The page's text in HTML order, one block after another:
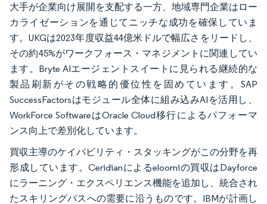
大手が企業向け展開を支配する一方、地域専門企業はロー
カライゼーションを通じてニッチな成功を確保していま
す。UKGは2023年度収益44億米ドルで幅広さをリードし、
その約45%がワークフォース・マネジメントに関連してい
ます。Bryte AIエージェントスイートに見られる継続的な
製品刷新がその戦略的優位性を固めています。SAP
SuccessFactorsはモジュール全体に組み込みAIを活用し、
WorkForce SoftwareはOracle Cloud移行によるパフォーマ
ンス向上で差別化しています。
買収主導のケイパビリティ・スタッキングがこの分野を再
形成しています。Ceridianによるeloomiの買収はDayforce
にラーニング・エクスペリエンス機能を追加し、統合され
たスキリングパスへの需要に沿うものです。IBMが計画し